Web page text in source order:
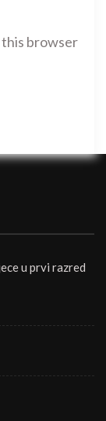
this browser
u prvi razred